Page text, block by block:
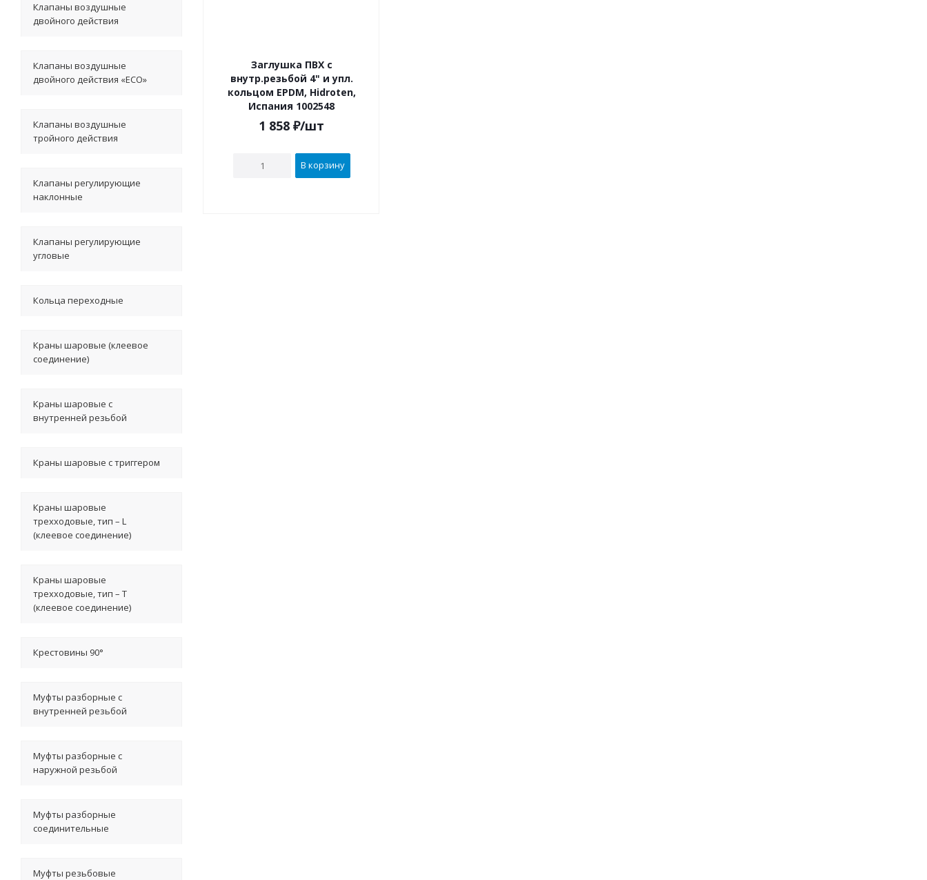
Заглушка ПВХ с
внутр.резьбой 4" и упл.
кольцом EPDM, Hidroten,
Испания 1002548
1 858 ₽/шт
В корзину
Клапаны воздушные
двойного действия
Клапаны воздушные
двойного действия «ECO»
Клапаны воздушные
тройного действия
Клапаны регулирующие
наклонные
Клапаны регулирующие
угловые
Кольца переходные
Краны шаровые (клеевое
соединение)
Краны шаровые с
внутренней резьбой
Краны шаровые с триггером
Краны шаровые
трехходовые, тип – L
(клеевое соединение)
Краны шаровые
трехходовые, тип – T
(клеевое соединение)
Крестовины 90°
Муфты разборные с
внутренней резьбой
Муфты разборные с
наружной резьбой
Муфты разборные
соединительные
Муфты резьбовые